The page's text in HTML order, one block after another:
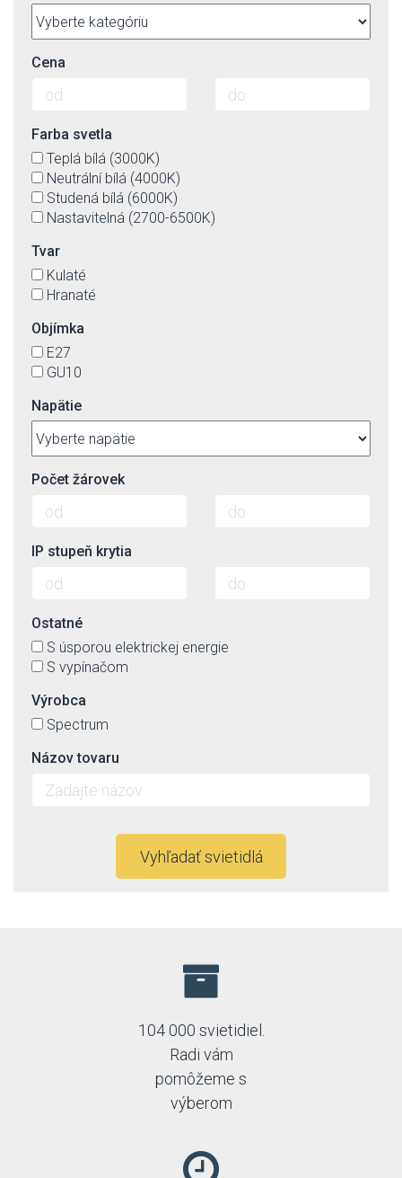
Cena
Farba svetla
Teplá bílá (3000K)
Neutrální bílá (4000K)
Studená bílá (6000K)
Nastavitelná (2700-6500K)
Tvar
Kulaté
Hranaté
Objímka
E27
GU10
Napätie
Počet žárovek
IP stupeň krytia
Ostatné
S úsporou elektrickej energie
S vypínačom
Výrobca
Spectrum
Názov tovaru
Vyhľadať svietidlá
104 000 svietidiel.
Radi vám
pomôžeme s
výberom